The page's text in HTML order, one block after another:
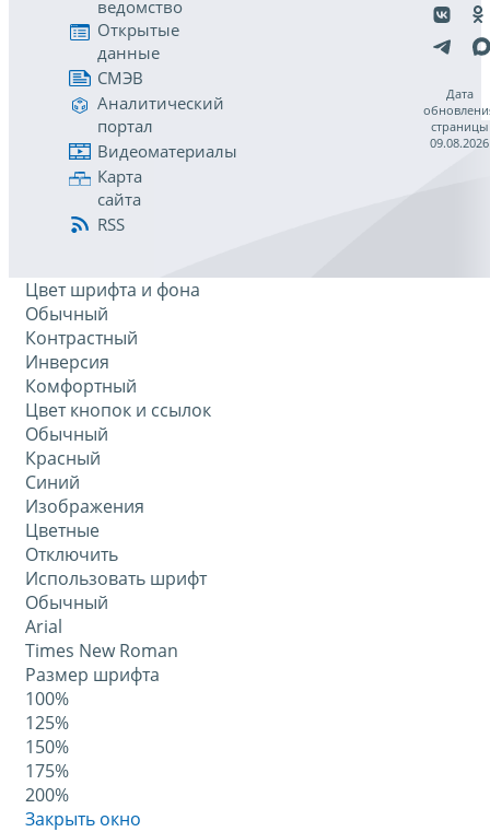
ведомство
Открытые
данные
СМЭВ
Аналитический
портал
Видеоматериалы
Карта
сайта
RSS
Дата
страницы
09.08.2026
Цвет шрифта и фона
Обычный
Контрастный
Инверсия
Комфортный
Цвет кнопок и ссылок
Обычный
Красный
Синий
Изображения
Цветные
Отключить
Использовать шрифт
Обычный
Arial
Times New Roman
Размер шрифта
100%
125%
150%
175%
200%
Закрыть окно